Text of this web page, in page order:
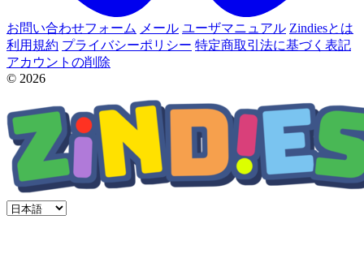
お問い合わせフォーム メール ユーザマニュアル Zindiesとは
利用規約 プライバシーポリシー 特定商取引法に基づく表記
アカウントの削除
© 2026